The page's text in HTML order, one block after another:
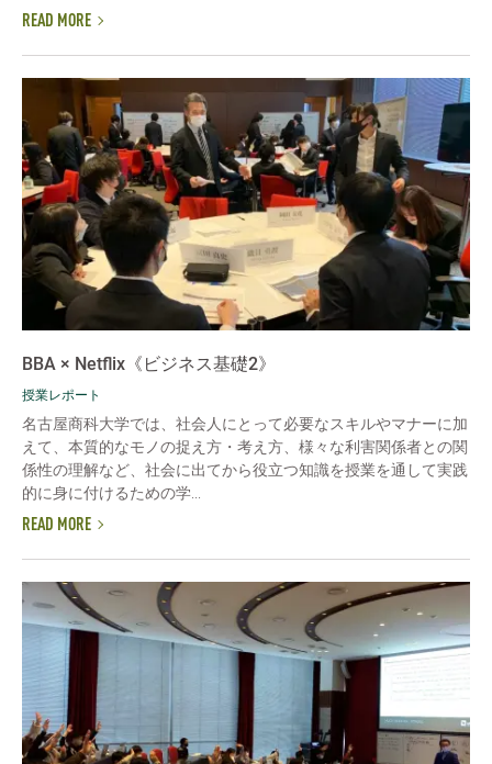
READ MORE
BBA × Netflix《ビジネス基礎2》
授業レポート
名古屋商科大学では、社会人にとって必要なスキルやマナーに加
えて、本質的なモノの捉え方・考え方、様々な利害関係者との関
係性の理解など、社会に出てから役立つ知識を授業を通して実践
的に身に付けるための学...
READ MORE